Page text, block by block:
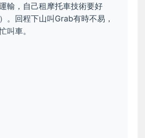
輸，自己租摩托車技術要好
。回程下山叫Grab有時不易，
叫車。